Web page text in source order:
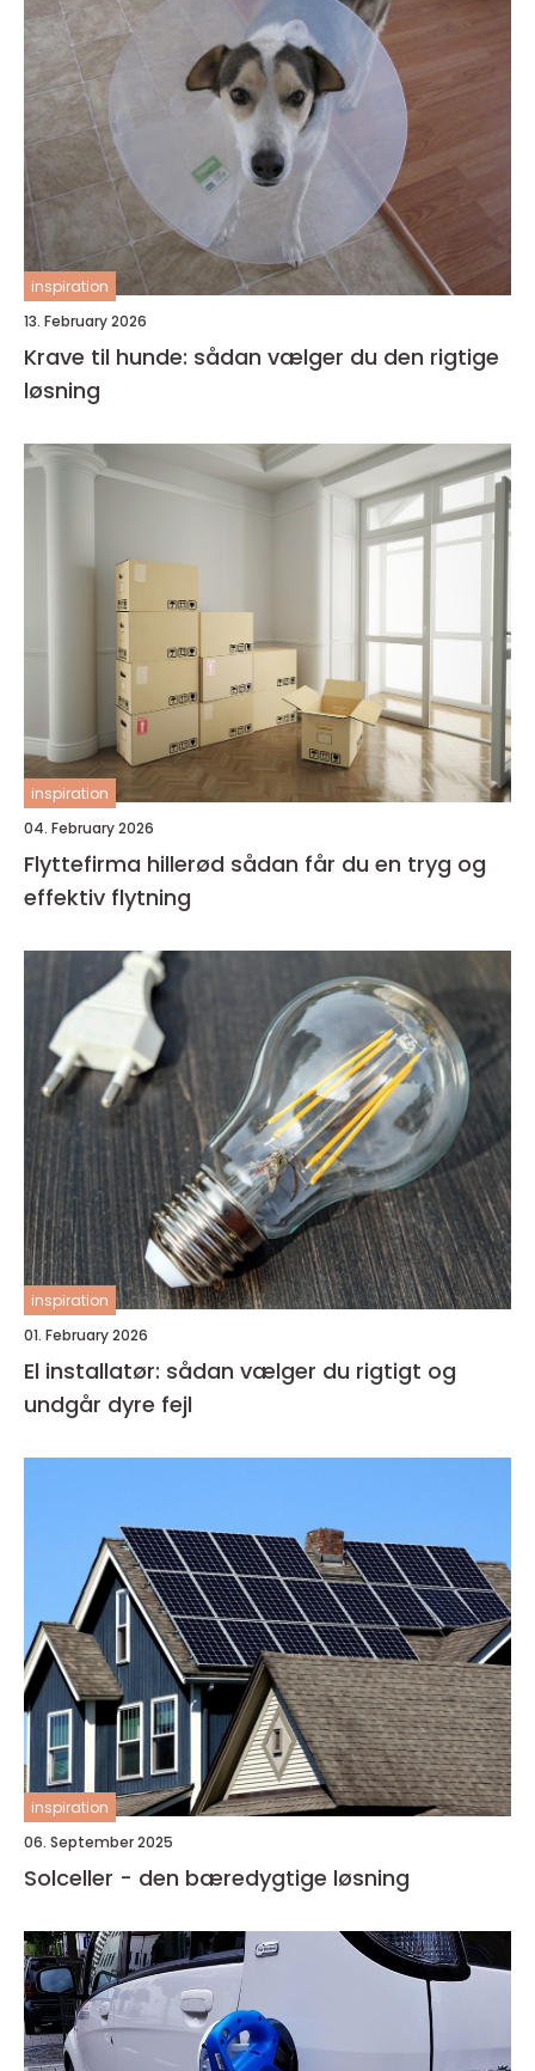
inspiration
13. February 2026
Krave til hunde: sådan vælger du den rigtige
løsning
inspiration
04. February 2026
Flyttefirma hillerød sådan får du en tryg og
effektiv flytning
inspiration
01. February 2026
El installatør: sådan vælger du rigtigt og
undgår dyre fejl
inspiration
06. September 2025
Solceller - den bæredygtige løsning